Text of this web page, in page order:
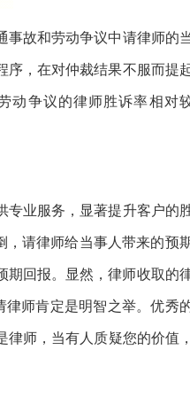
事故和劳动争议中请律师的
序，在对仲裁结果不服而提
动争议的律师胜诉率相对
专业服务，显著提升客户的
请律师给当事人带来的预
期回报。显然，律师收取的
师肯定是明智之举。优秀
师，当有人质疑您的价值，